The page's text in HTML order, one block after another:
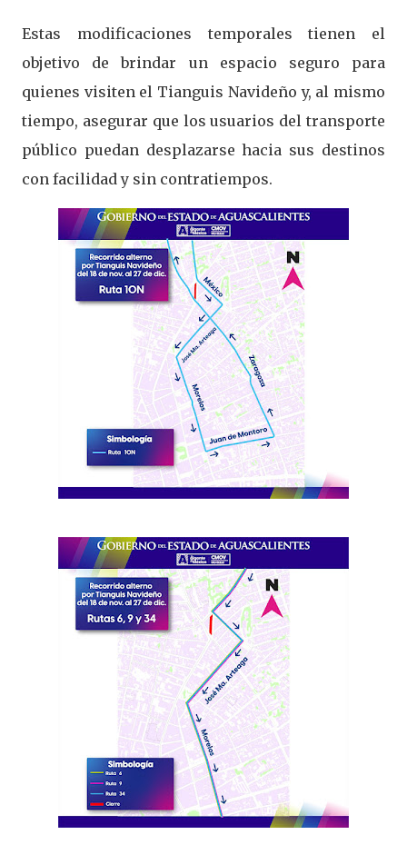
Estas modificaciones temporales tienen el
objetivo de brindar un espacio seguro para
quienes visiten el Tianguis Navideño y, al mismo
tiempo, asegurar que los usuarios del transporte
público puedan desplazarse hacia sus destinos
con facilidad y sin contratiempos.